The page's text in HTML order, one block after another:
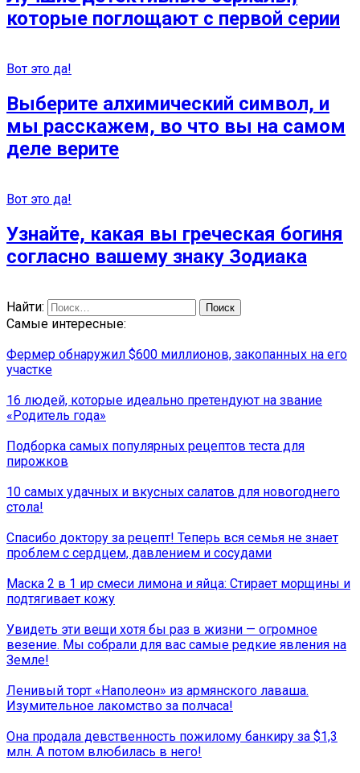
которые поглощают с первой серии
Вот это да!
Выберите алхимический символ, и
мы расскажем, во что вы на самом
деле верите
Вот это да!
Узнайте, какая вы греческая богиня
согласно вашему знаку Зодиака
Найти:
Самые интересные:
Фермер обнаружил $600 миллионов, закопанных на его
участке
16 людей, которые идеально претендуют на звание
«Родитель года»
Подборка самых популярных рецептов теста для
пирожков
10 самых удачных и вкусных салатов для новогоднего
стола!
Спасибо доктору за рецепт! Теперь вся семья не знает
проблем с сердцем, давлением и сосудами
Маска 2 в 1 иp смеси лимона и яйца: Стирает морщины и
подтягивает кожу
Увидеть эти вещи хотя бы раз в жизни — огромное
везение. Мы собрали для вас самые редкие явления на
Земле!
Ленивый торт «Наполеон» из армянского лаваша.
Изумительное лакомство за полчаса!
Она продала девственность пожилому банкиру за $1,3
млн. А потом влюбилась в него!